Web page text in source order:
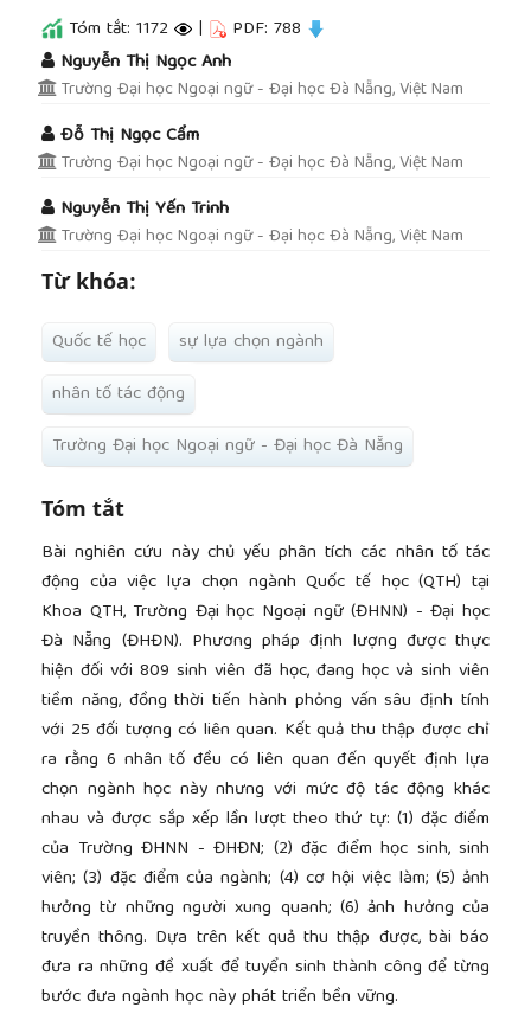
Tóm tắt: 1172 | PDF: 788
Nguyễn Thị Ngọc Anh
Trường Đại học Ngoại ngữ - Đại học Đà Nẵng, Việt Nam
Đỗ Thị Ngọc Cẩm
Trường Đại học Ngoại ngữ - Đại học Đà Nẵng, Việt Nam
Nguyễn Thị Yến Trinh
Trường Đại học Ngoại ngữ - Đại học Đà Nẵng, Việt Nam
Từ khóa:
Quốc tế học
sự lựa chọn ngành
nhân tố tác động
Trường Đại học Ngoại ngữ - Đại học Đà Nẵng
Tóm tắt
Bài nghiên cứu này chủ yếu phân tích các nhân tố tác
động của việc lựa chọn ngành Quốc tế học (QTH) tại
Khoa QTH, Trường Đại học Ngoại ngữ (ĐHNN) - Đại học
Đà Nẵng (ĐHĐN). Phương pháp định lượng được thực
hiện đối với 809 sinh viên đã học, đang học và sinh viên
tiềm năng, đồng thời tiến hành phỏng vấn sâu định tính
với 25 đối tượng có liên quan. Kết quả thu thập được chỉ
ra rằng 6 nhân tố đều có liên quan đến quyết định lựa
chọn ngành học này nhưng với mức độ tác động khác
nhau và được sắp xếp lần lượt theo thứ tự: (1) đặc điểm
của Trường ĐHNN - ĐHĐN; (2) đặc điểm học sinh, sinh
viên; (3) đặc điểm của ngành; (4) cơ hội việc làm; (5) ảnh
hưởng từ những người xung quanh; (6) ảnh hưởng của
truyền thông. Dựa trên kết quả thu thập được, bài báo
đưa ra những đề xuất để tuyển sinh thành công để từng
bước đưa ngành học này phát triển bền vững.